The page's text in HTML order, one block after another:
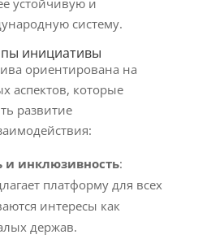
устойчивую и
систему.
инициативы
ориентирована на
аспектов, которые
развитие
и инклюзивность:
платформу для всех
интересы как
держав.